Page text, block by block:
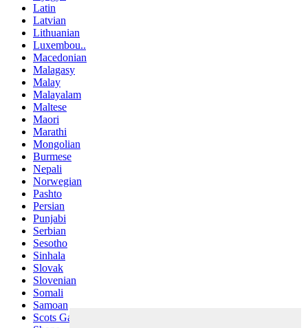
Latin
Latvian
Lithuanian
Luxembou..
Macedonian
Malagasy
Malay
Malayalam
Maltese
Maori
Marathi
Mongolian
Burmese
Nepali
Norwegian
Pashto
Persian
Punjabi
Serbian
Sesotho
Sinhala
Slovak
Slovenian
Somali
Samoan
Scots Gaelic